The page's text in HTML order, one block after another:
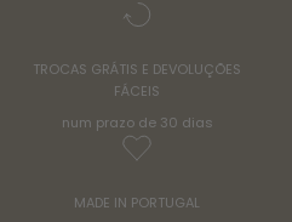
TROCAS GRÁTIS E DEVOLUÇÕES
FÁCEIS
num prazo de 30 dias
MADE IN PORTUGAL